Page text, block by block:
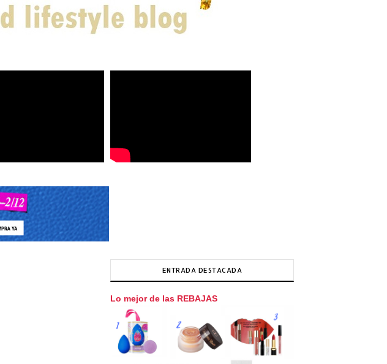
ENTRADA DESTACADA
Lo mejor de las REBAJAS